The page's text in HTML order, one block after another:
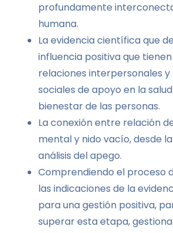
profundamente
humana.
La evidencia científica que
influencia positiva que
relaciones interpersonales y
sociales de apoyo en la
bienestar de las personas.
La conexión entre relación
mental y nido vacío, desde
análisis del apego.
Comprendiendo el proceso
las indicaciones de la
para una gestión positiva,
superar esta etapa,